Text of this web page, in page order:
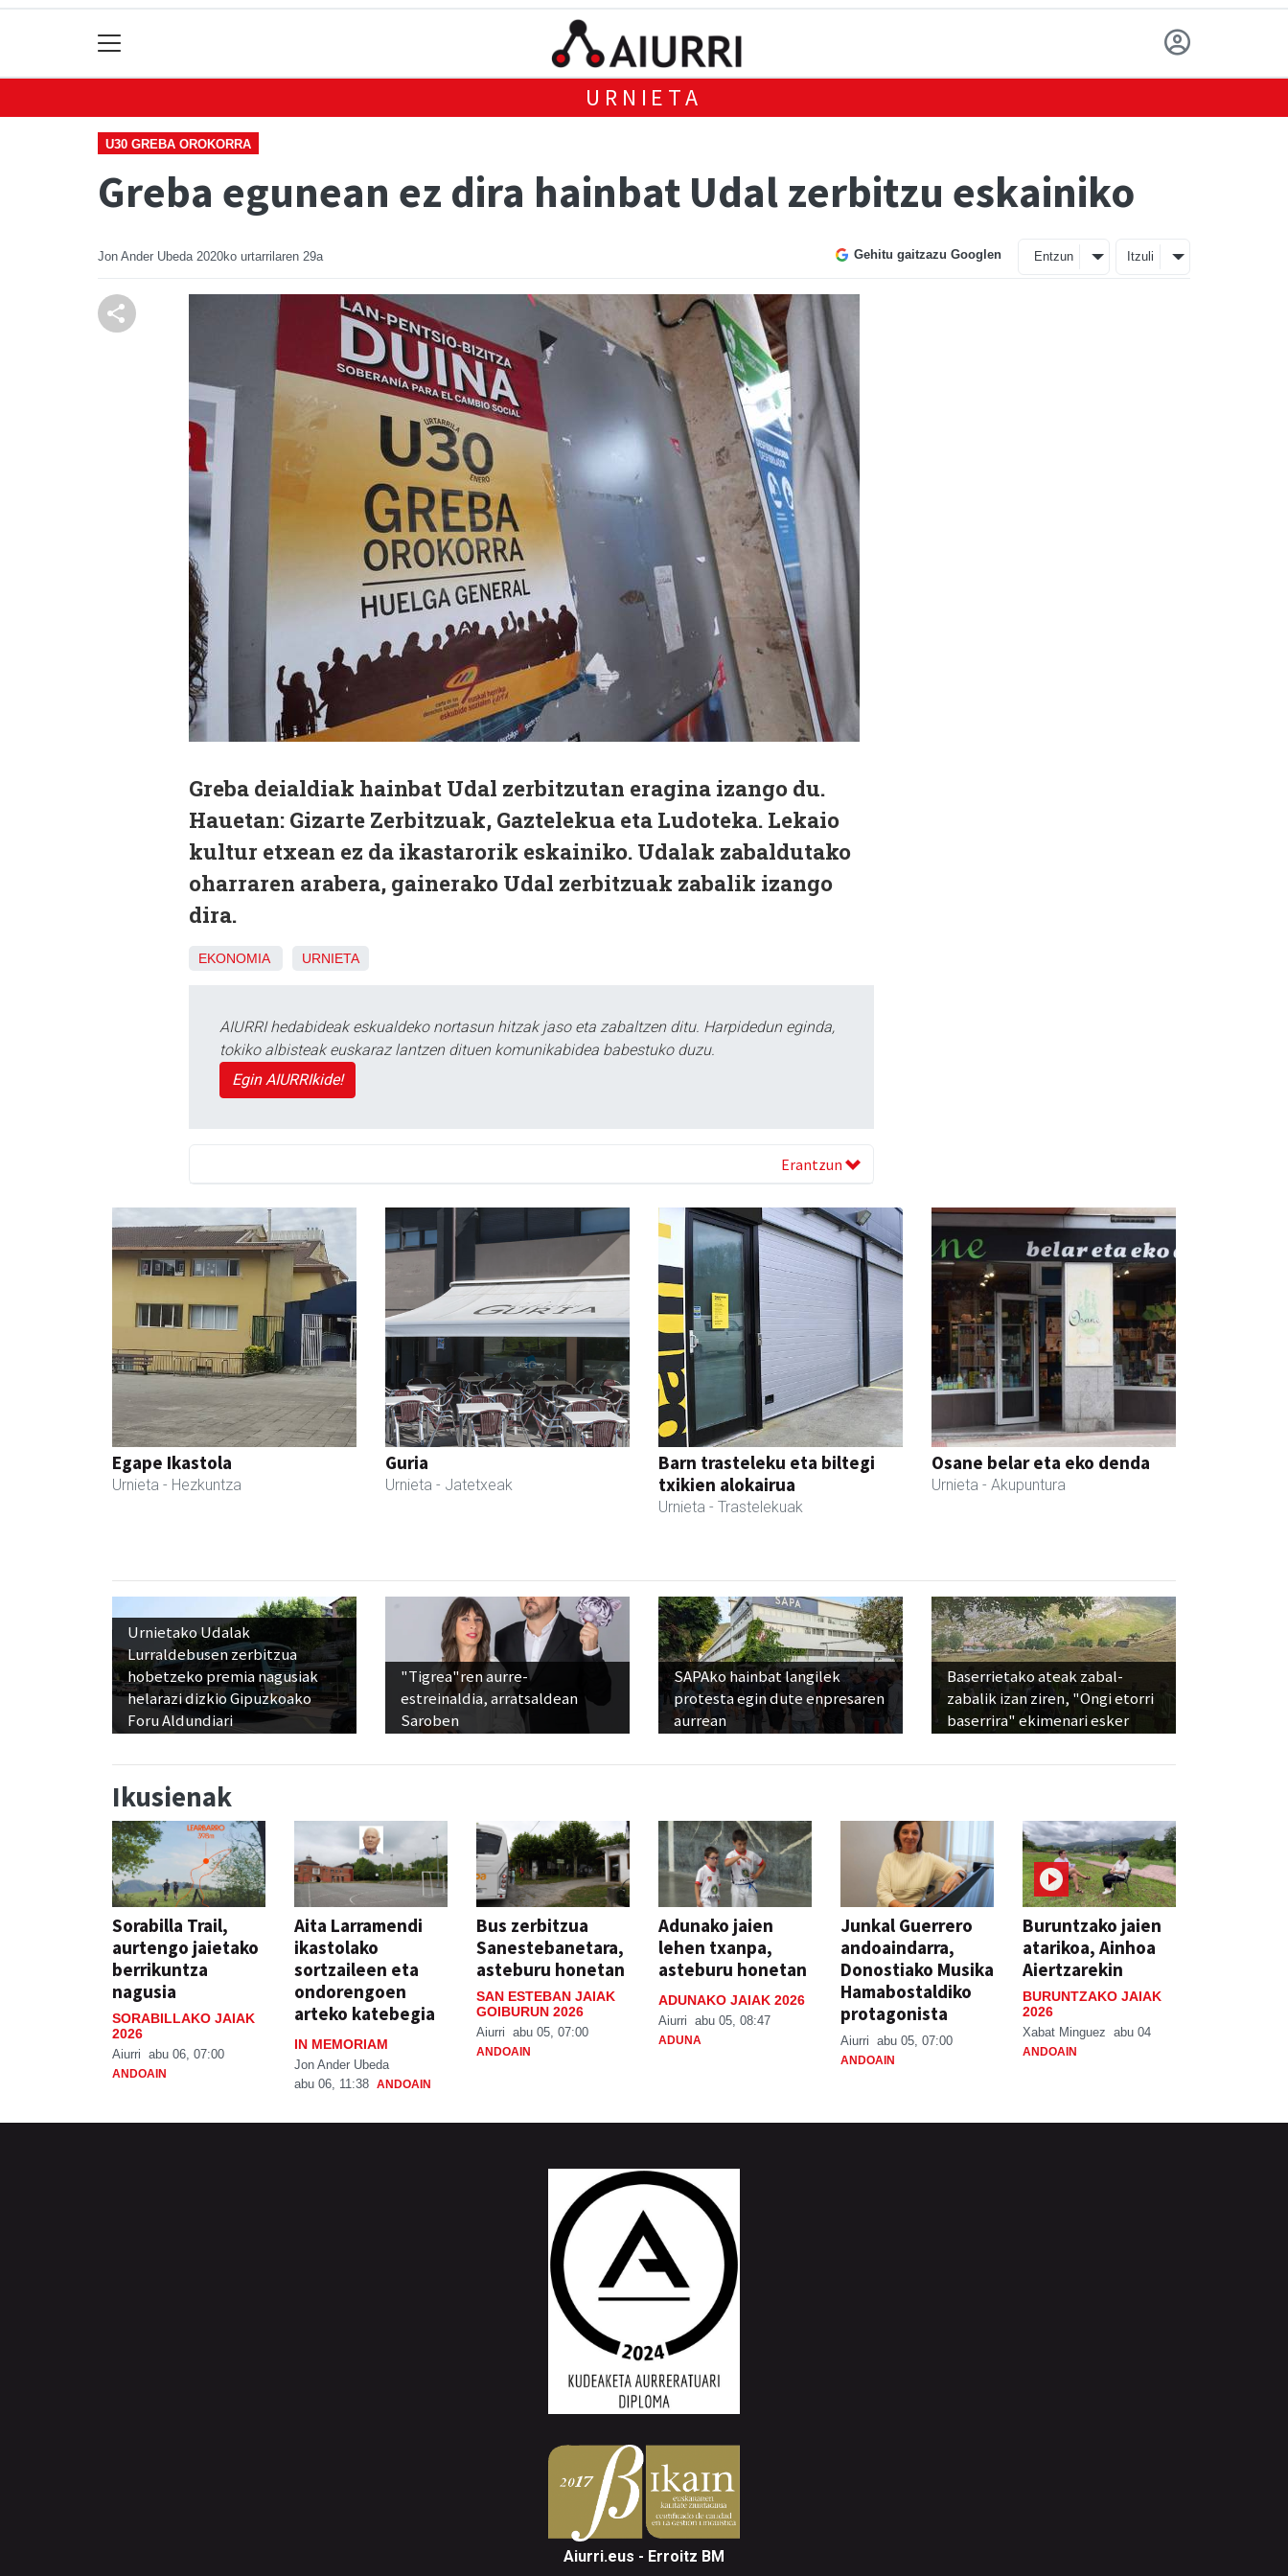
URNIETA
U30 GREBA OROKORRA
Greba egunean ez dira hainbat Udal zerbitzu eskainiko
Jon Ander Ubeda 2020ko urtarrilaren 29a Gehitu gaitzazu Googlen Entzun Itzuli
Greba deialdiak hainbat Udal zerbitzutan eragina izango du.
Hauetan: Gizarte Zerbitzuak, Gaztelekua eta Ludoteka. Lekaio
kultur etxean ez da ikastarorik eskainiko. Udalak zabaldutako
oharraren arabera, gainerako Udal zerbitzuak zabalik izango
dira.
EKONOMIA URNIETA
AIURRI hedabideak eskualdeko nortasun hitzak jaso eta zabaltzen ditu. Harpidedun eginda,
tokiko albisteak euskaraz lantzen dituen komunikabidea babestuko duzu.
Egin AIURRIkide!
Erantzun
Egape Ikastola
Urnieta - Hezkuntza
Guria
Urnieta - Jatetxeak
Barn trasteleku eta biltegi
txikien alokairua
Urnieta - Trastelekuak
Osane belar eta eko denda
Urnieta - Akupuntura
Urnietako Udalak
Lurraldebusen zerbitzua
hobetzeko premia nagusiak
helarazi dizkio Gipuzkoako
Foru Aldundiari
"Tigrea"ren aurre-
estreinaldia, arratsaldean
Saroben
SAPAko hainbat langilek
protesta egin dute enpresaren
aurrean
Baserrietako ateak zabal-
zabalik izan ziren, "Ongi etorri
baserrira" ekimenari esker
Ikusienak
Sorabilla Trail,
aurtengo jaietako
berrikuntza
nagusia
SORABILLAKO JAIAK
2026
Aiurri abu 06, 07:00
ANDOAIN
Aita Larramendi
ikastolako
sortzaileen eta
ondorengoen
arteko katebegia
IN MEMORIAM
Jon Ander Ubeda
abu 06, 11:38 ANDOAIN
Bus zerbitzua
Sanestebanetara,
asteburu honetan
SAN ESTEBAN JAIAK
GOIBURUN 2026
Aiurri abu 05, 07:00
ANDOAIN
Adunako jaien
lehen txanpa,
asteburu honetan
ADUNAKO JAIAK 2026
Aiurri abu 05, 08:47
ADUNA
Junkal Guerrero
andoaindarra,
Donostiako Musika
Hamabostaldiko
protagonista
Aiurri abu 05, 07:00
ANDOAIN
Buruntzako jaien
atarikoa, Ainhoa
Aiertzarekin
BURUNTZAKO JAIAK
2026
Xabat Minguez abu 04
ANDOAIN
Aiurri.eus - Erroitz BM